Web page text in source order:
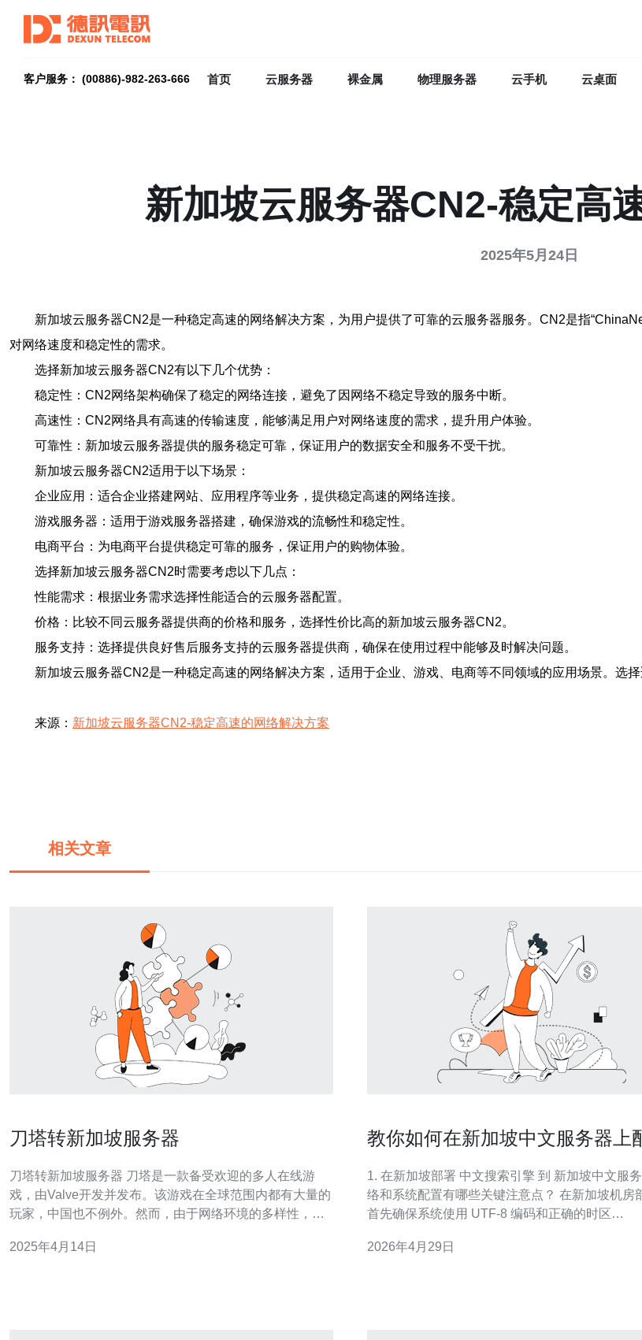
客户服务： (00886)-982-263-666 首页 云服务器 裸金属 物理服务器 云手机 云桌面
新加坡云服务器CN2-稳定高
2025年5月24日
新加坡云服务器CN2是一种稳定高速的网络解决方案，为用户提供了可靠的云服务器服务。CN2是指
对网络速度和稳定性的需求。
选择新加坡云服务器CN2有以下几个优势：
稳定性：CN2网络架构确保了稳定的网络连接，避免了因网络不稳定导致的服务中断。
高速性：CN2网络具有高速的传输速度，能够满足用户对网络速度的需求，提升用户体验。
可靠性：新加坡云服务器提供的服务稳定可靠，保证用户的数据安全和服务不受干扰。
新加坡云服务器CN2适用于以下场景：
企业应用：适合企业搭建网站、应用程序等业务，提供稳定高速的网络连接。
游戏服务器：适用于游戏服务器搭建，确保游戏的流畅性和稳定性。
电商平台：为电商平台提供稳定可靠的服务，保证用户的购物体验。
选择新加坡云服务器CN2时需要考虑以下几点：
性能需求：根据业务需求选择性能适合的云服务器配置。
价格：比较不同云服务器提供商的价格和服务，选择性价比高的新加坡云服务器CN2。
服务支持：选择提供良好售后服务支持的云服务器提供商，确保在使用过程中能够及时解决问题。
新加坡云服务器CN2是一种稳定高速的网络解决方案，适用于企业、游戏、电商等不同领域的应用场景。选
来源： 新加坡云服务器CN2-稳定高速的网络解决方案
相关文章
刀塔转新加坡服务器
刀塔转新加坡服务器 刀塔是一款备受欢迎的多人在线游
戏，由Valve开发并发布。该游戏在全球范围内都有大量的
玩家，中国也不例外。然而，由于网络环境的多样性，有
题。为了提供更好的游戏体验，刀塔决定将其服务器转移
2025年4月14日
教你如何在新加坡中文服务器上
1. 在新加坡部署 中文搜索引擎 到 新加坡中文服
络和系统配置有哪些关键注意点？ 在新加坡机房
首先确保系统使用 UTF-8 编码和正确的时区
络方面，考虑到新加坡是亚太节点中心，合理配置
2026年4月29日